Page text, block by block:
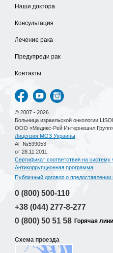
Наши доктора
Консультация
Лечение рака
Предупреди рак
Контакты
© 2007 - 2026
Больница израильской онкологии
ООО «Медикс-Рей Интернешнл
Лицензия МОЗ Украины
АГ №599053
от 28.11.2011.
Сертификат соответствия на систему
Антикоррупционная программа
Публичный договор о предоставлении
0 (800) 500-110
+38 (044) 277-8-277
0 (800) 50 51 58 Горячая
Схема проезда